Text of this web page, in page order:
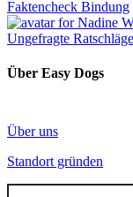
Faktencheck Bindung
Ungefragte Ratschläge
Über Easy Dogs
Über uns
Standort gründen